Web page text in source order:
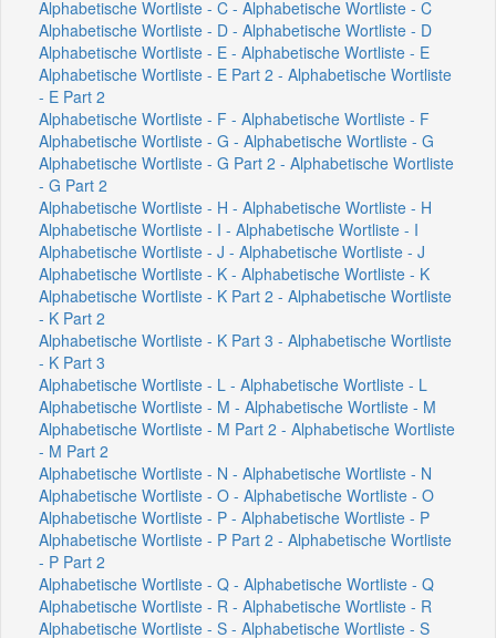
Alphabetische Wortliste - C - Alphabetische Wortliste - C
Alphabetische Wortliste - D - Alphabetische Wortliste - D
Alphabetische Wortliste - E - Alphabetische Wortliste - E
Alphabetische Wortliste - E Part 2 - Alphabetische Wortliste
- E Part 2
Alphabetische Wortliste - F - Alphabetische Wortliste - F
Alphabetische Wortliste - G - Alphabetische Wortliste - G
Alphabetische Wortliste - G Part 2 - Alphabetische Wortliste
- G Part 2
Alphabetische Wortliste - H - Alphabetische Wortliste - H
Alphabetische Wortliste - I - Alphabetische Wortliste - I
Alphabetische Wortliste - J - Alphabetische Wortliste - J
Alphabetische Wortliste - K - Alphabetische Wortliste - K
Alphabetische Wortliste - K Part 2 - Alphabetische Wortliste
- K Part 2
Alphabetische Wortliste - K Part 3 - Alphabetische Wortliste
- K Part 3
Alphabetische Wortliste - L - Alphabetische Wortliste - L
Alphabetische Wortliste - M - Alphabetische Wortliste - M
Alphabetische Wortliste - M Part 2 - Alphabetische Wortliste
- M Part 2
Alphabetische Wortliste - N - Alphabetische Wortliste - N
Alphabetische Wortliste - O - Alphabetische Wortliste - O
Alphabetische Wortliste - P - Alphabetische Wortliste - P
Alphabetische Wortliste - P Part 2 - Alphabetische Wortliste
- P Part 2
Alphabetische Wortliste - Q - Alphabetische Wortliste - Q
Alphabetische Wortliste - R - Alphabetische Wortliste - R
Alphabetische Wortliste - S - Alphabetische Wortliste - S